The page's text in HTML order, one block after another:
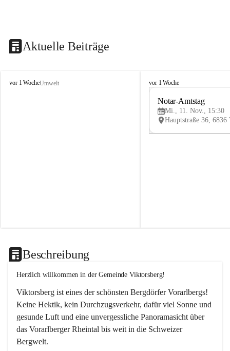
Aktuelle Beiträge
V
vor 1 WocheUmwelt
V
vor 1 Woche
Notar-Amtstag
Mi., 11. Nov., 15:30
Beschreibung
Herzlich willkommen in der Gemeinde Viktorsberg!
Viktorsberg ist eines der schönsten Bergdörfer Vorarlbergs!
Keine Hektik, kein Durchzugsverkehr, dafür viel Sonne und
gesunde Luft und eine unvergessliche Panoramasicht über
das Vorarlberger Rheintal bis weit in die Schweizer
Bergwelt.